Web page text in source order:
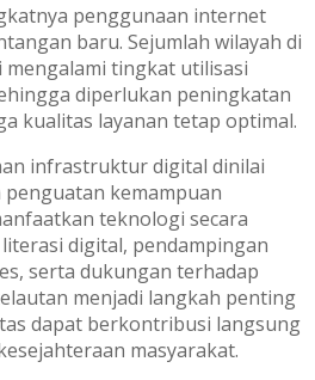
penggunaan internet
baru. Sejumlah wilayah di
tingkat utilisasi
diperlukan peningkatan
kualitas layanan tetap optimal.
infrastruktur digital dinilai
kemampuan
teknologi secara
digital, pendampingan
serta dukungan terhadap
menjadi langkah penting
dapat berkontribusi langsung
masyarakat.